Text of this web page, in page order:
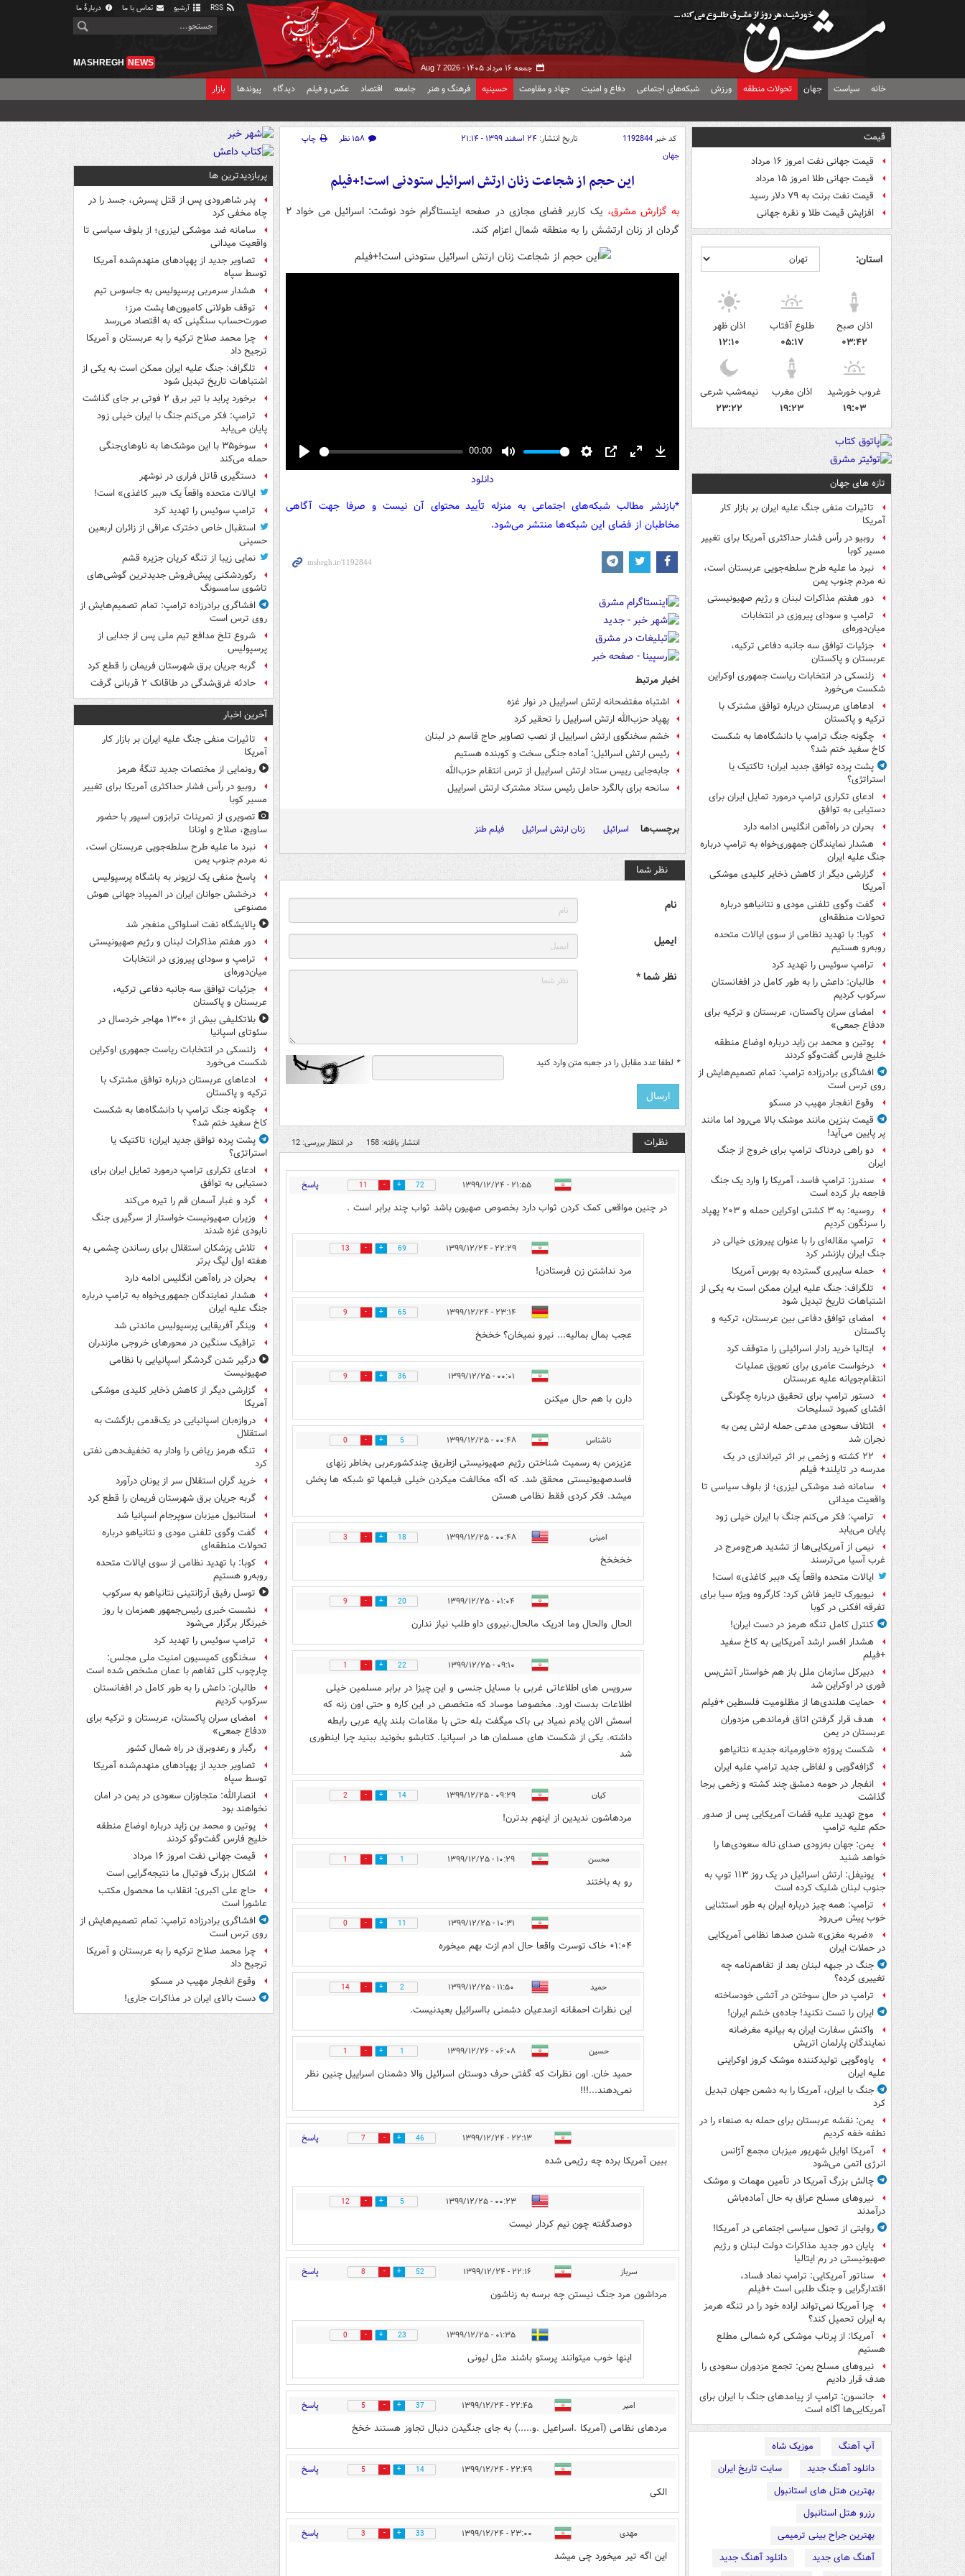
آرشیو تماس با ما دربارهٔ ما
جمعه ۱۶ مرداد ۱۴۰۵ - Aug 7 2026
MASHREGH NEWS
خانه سیاست جهان تحولات منطقه ورزش شبکه‌های اجتماعی دفاع و امنیت جهاد و مقاومت حسینیه فرهنگ و هنر جامعه اقتصاد عکس و فیلم دیدگاه پیوندها بازار
قیمت
قیمت جهانی نفت امروز ۱۶ مرداد
قیمت جهانی طلا امروز ۱۵ مرداد
قیمت نفت برنت به ۷۹ دلار رسید
افزایش قیمت طلا و نقره جهانی
استان:
اذان صبح
۰۳:۴۲
طلوع آفتاب
۰۵:۱۷
اذان ظهر
۱۲:۱۰
غروب خورشید
۱۹:۰۳
اذان مغرب
۱۹:۲۳
نیمه‌شب شرعی
۲۳:۲۲
تازه های جهان
تاثیرات منفی جنگ علیه ایران بر بازار کار
آمریکا
روبیو در رأس فشار حداکثری آمریکا برای تغییر
مسیر کوبا
نبرد ما علیه طرح سلطه‌جویی عربستان است،
نه مردم جنوب یمن
دور هفتم مذاکرات لبنان و رژیم صهیونیستی
ترامپ و سودای پیروزی در انتخابات
میان‌دوره‌ای
جزئیات توافق سه جانبه دفاعی ترکیه،
عربستان و پاکستان
زلنسکی در انتخابات ریاست جمهوری اوکراین
شکست می‌خورد
ادعاهای عربستان درباره توافق مشترک با
ترکیه و پاکستان
چگونه جنگ ترامپ با دانشگاه‌ها به شکست
کاخ سفید ختم شد؟
پشت پرده توافق جدید ایران؛ تاکتیک یا
استراتژی؟
ادعای تکراری ترامپ درمورد تمایل ایران برای
دستیابی به توافق
بحران در راه‌آهن انگلیس ادامه دارد
هشدار نمایندگان جمهوری‌خواه به ترامپ درباره
جنگ علیه ایران
گزارشی دیگر از کاهش ذخایر کلیدی موشکی
آمریکا
گفت وگوی تلفنی مودی و نتانیاهو درباره
تحولات منطقه‌ای
کوبا: با تهدید نظامی از سوی ایالات متحده
روبه‌رو هستیم
ترامپ سوئیس را تهدید کرد
طالبان: داعش را به طور کامل در افغانستان
سرکوب کردیم
امضای سران پاکستان، عربستان و ترکیه برای
«دفاع جمعی»
پوتین و محمد بن زاید درباره اوضاع منطقه
خلیج فارس گفت‌وگو کردند
افشاگری برادرزاده ترامپ: تمام تصمیم‌هایش از
روی ترس است
وقوع انفجار مهیب در مسکو
قیمت بنزین مانند موشک بالا می‌رود اما مانند
پر پایین می‌آید!
دو راهی دردناک ترامپ برای خروج از جنگ
ایران
سندرز: ترامپ فاسد، آمریکا را وارد یک جنگ
فاجعه بار کرده است
روسیه: به ۳ کشتی اوکراین حمله و ۲۰۳ پهپاد
را سرنگون کردیم
ترامپ مقاله‌ای را با عنوان پیروزی خیالی در
جنگ ایران بازنشر کرد
حمله سایبری گسترده به بورس آمریکا
تلگراف: جنگ علیه ایران ممکن است به یکی از
اشتباهات تاریخ تبدیل شود
امضای توافق دفاعی بین عربستان، ترکیه و
پاکستان
ایتالیا خرید رادار اسرائیلی را متوقف کرد
درخواست عامری برای تعویق عملیات
انتقام‌جویانه علیه عربستان
دستور ترامپ برای تحقیق درباره چگونگی
افشای کمبود تسلیحات
ائتلاف سعودی مدعی حمله ارتش یمن به
نجران شد
۲۲ کشته و زخمی بر اثر تیراندازی در یک
مدرسه در تایلند+ فیلم
سامانه ضد موشکی لیزری؛ از بلوف سیاسی تا
واقعیت میدانی
ترامپ: فکر می‌کنم جنگ با ایران خیلی زود
پایان می‌یابد
نیمی از آمریکایی‌ها از تشدید هرج‌ومرج در
غرب آسیا می‌ترسند
ایالات متحده واقعاً یک «ببر کاغذی» است!
نیویورک تایمز فاش کرد: کارگروه ویژه سیا برای
تفرقه افکنی در کوبا
کنترل کامل تنگه هرمز در دست ایران!
هشدار افسر ارشد آمریکایی به کاخ سفید
+فیلم
دبیرکل سازمان ملل باز هم خواستار آتش‌بس
فوری در اوکراین شد
حمایت هلندی‌ها از مظلومیت فلسطین +فیلم
هدف قرار گرفتن اتاق‌ فرماندهی مزدوران
عربستان در یمن
شکست پروژه «خاورمیانه جدید» نتانیاهو
گزافه‌گویی و لفاظی جدید ترامپ علیه ایران
انفجار در حومه دمشق چند کشته و زخمی برجا
گذاشت
موج تهدید علیه قضات آمریکایی پس از صدور
حکم علیه ترامپ
یمن: جهان به‌زودی صدای ناله سعودی‌ها را
خواهد شنید
یونیفل: ارتش اسرائیل در یک روز ۱۱۳ توپ به
جنوب لبنان شلیک کرده است
ترامپ: همه چیز درباره ایران به طور استثنایی
خوب پیش می‌رود
«ضربه مغزی» شدن صدها نظامی آمریکایی
در حملات ایران
جنگ در جبهه لبنان بعد از تفاهم‌نامه چه
تغییری کرده؟
ترامپ در حال سوختن در آتشی خودساخته
ایران را تست نکنید! جاده‌ی خشم ایران!
واکنش سفارت ایران به بیانیه مغرضانه
نمایندگان پارلمان اتریش
یاوه‌گویی تولیدکننده موشک کروز اوکراینی
علیه ایران
جنگ با ایران، آمریکا را به دشمن جهان تبدیل
کرد
یمن: نقشه عربستان برای حمله به صنعاء را در
نطفه خفه کردیم
آمریکا اوایل شهریور میزبان مجمع آژانس
انرژی اتمی می‌شود
چالش بزرگ آمریکا در تأمین مهمات و موشک
نیروهای مسلح عراق به حال آماده‌باش
درآمدند
روایتی از تحول سیاسی اجتماعی در آمریکا!
پایان دور جدید مذاکرات دولت لبنان و رژیم
صهیونیستی در رم ایتالیا
سناتور آمریکایی: ترامپ نماد فساد،
اقتدارگرایی و جنگ طلبی است +فیلم
چرا آمریکا نمی‌تواند اراده خود را در تنگه هرمز
به ایران تحمیل کند؟
آمریکا: از پرتاب موشکی کره شمالی مطلع
هستیم
نیروهای مسلح یمن: تجمع مزدوران سعودی را
هدف قرار دادیم
جانسون: ترامپ از پیامدهای جنگ با ایران برای
آمریکایی‌ها آگاه است
آپ آهنگ
موزیک شاه
دانلود آهنگ جدید
سایت تاریخ ایران
بهترین هتل های استانبول
رزرو هتل استانبول
بهترین جراح بینی ترمیمی
آهنگ های جدید
دانلود آهنگ جدید
کد خبر1192844 تاریخ انتشار: ۲۴ اسفند ۱۳۹۹ - ۲۱:۱۴ ۱۵۸ نظر
چاپ
جهان
این حجم از شجاعت زنان ارتش اسرائیل ستودنی است!+فیلم
به گزارش مشرق،
یک کاربر فضای مجازی در صفحه اینستاگرام خود نوشت: اسرائیل می خواد ۲
گردان از زنان ارتشش را به منطقه شمال اعزام کند.
00:00
Download
دانلود
*بازنشر مطالب شبکه‌های اجتماعی به منزله تأیید محتوای آن نیست و صرفا جهت آگاهی
مخاطبان از فضای این شبکه‌ها منتشر می‌شود.
اخبار مرتبط
اشتباه مفتضحانه ارتش اسراییل در نوار غزه
پهپاد حزب‌الله ارتش اسراییل را تحقیر کرد
خشم سخنگوی ارتش اسراییل از نصب تصاویر حاج قاسم در لبنان
رئیس ارتش اسرائیل: آماده جنگی سخت و کوبنده هستیم
جابه‌جایی رییس ستاد ارتش اسراییل از ترس انتقام حزب‌الله
سانحه برای بالگرد حامل رئیس ستاد مشترک ارتش اسراییل
برچسب‌ها اسرائیل زنان ارتش اسرائیل فیلم طنز
نظر شما
نام
ایمیل
نظر شما *
* لطفا عدد مقابل را در جعبه متن وارد کنید
نظرات انتشار یافته: 158 در انتظار بررسی: 12
۲۱:۵۵ - ۱۳۹۹/۱۲/۲۴ 72
11 پاسخ
در چنین مواقعی کمک کردن ثواب دارد بخصوص صهیون باشد ثواب چند برابر است .
۲۲:۲۹ - ۱۳۹۹/۱۲/۲۴ 69
13
مرد نداشتن زن فرستادن!
۲۳:۱۴ - ۱۳۹۹/۱۲/۲۴ 65
9
عجب بمال بمالیه... نیرو نمیخان؟ خخخخ
۰۰:۰۱ - ۱۳۹۹/۱۲/۲۵ 36
9
دارن با هم حال میکنن
ناشناس ۰۰:۴۸ - ۱۳۹۹/۱۲/۲۵ 5
0
عزیزمن به رسمیت شناختن رژیم صهیونیستی ازطریق چندکشورعربی بخاطر زنهای
فاسدصهیونیستی محقق شد. که اگه مخالفت میکردن خیلی فیلمها تو شبکه ها پخش
میشد. فکر کردی فقط نظامی هستن
امینی ۰۰:۴۸ - ۱۳۹۹/۱۲/۲۵ 18
3
خخخخخ
۰۱:۰۴ - ۱۳۹۹/۱۲/۲۵ 20
9
الحال والحال وما ادریک مالحال.نیروی داو طلب نیاز ندارن
۰۹:۱۰ - ۱۳۹۹/۱۲/۲۵ 22
1
سرویس های اطلاعاتی غربی با مسایل جنسی و این چیزا در برابر مسلمین خیلی
اطلاعات بدست اورد. مخصوصا موساد که متخصص در این کاره و حتی اون زنه که
اسمش الان یادم نمیاد بی باک میگفت بله حتی با مقامات بلند پایه عربی رابطه
داشته. یکی از شکست های مسلمان ها در اسپانیا. کتابشو بخونید ببنید چرا اینطوری
شد
کیان ۰۹:۲۹ - ۱۳۹۹/۱۲/۲۵ 14
2
مردهاشون ندیدین از اینهم بدترن!
محسن ۱۰:۲۹ - ۱۳۹۹/۱۲/۲۵ 1
1
رو به باختند
۱۰:۳۱ - ۱۳۹۹/۱۲/۲۵ 11
0
۰۱:۰۴ خاک توسرت واقعا حال ادم ازت بهم میخوره
حمید ۱۱:۵۰ - ۱۳۹۹/۱۲/۲۵ 2
14
این نظرات احمقانه ازمدعیان دشمنی بااسرائیل بعیدنیست.
حسین ۰۶:۰۸ - ۱۳۹۹/۱۲/۲۶ 1
1
حمید خان. اون نظرات که گفتی حرف دوستان اسرائیل والا دشمنان اسراییل چنین نظر
نمی‌دهند...!!!
۲۲:۱۳ - ۱۳۹۹/۱۲/۲۴ 46
7 پاسخ
ببین آمریکا برده چه رژیمی شده
۰۰:۲۳ - ۱۳۹۹/۱۲/۲۵ 5
12
دوصدگفته چون نیم کردار نیست
سرباز ۲۲:۱۶ - ۱۳۹۹/۱۲/۲۴ 52
8 پاسخ
مرداشون مرد جنگ نیستن چه برسه به زناشون
۰۱:۳۵ - ۱۳۹۹/۱۲/۲۵ 23
0
اینها خوب میتوانند پرستو باشند مثل لیونی
امیر ۲۲:۴۵ - ۱۳۹۹/۱۲/۲۴ 37
5 پاسخ
مردهای نظامی (آمریکا .اسراعیل .و.....) به جای جنگیدن دنبال تجاوز هستند خخخ
۲۲:۴۹ - ۱۳۹۹/۱۲/۲۴ 14
5 پاسخ
الکی
مهدی ۲۳:۰۰ - ۱۳۹۹/۱۲/۲۴ 33
3 پاسخ
این اگه تیر میخورد چی میشد
پربازدیدترین ها
پدر شاهرودی پس از قتل پسرش، جسد را در
چاه مخفی کرد
سامانه ضد موشکی لیزری؛ از بلوف سیاسی تا
واقعیت میدانی
تصاویر جدید از پهپادهای منهدم‌شده آمریکا
توسط سپاه
هشدار سرمربی پرسپولیس به جاسوس تیم
توقف طولانی کامیون‌ها پشت مرز؛
صورت‌حساب سنگینی که به اقتصاد می‌رسد
چرا محمد صلاح ترکیه را به عربستان و آمریکا
ترجیح داد
تلگراف: جنگ علیه ایران ممکن است به یکی از
اشتباهات تاریخ تبدیل شود
برخورد پراید با تیر برق ۲ فوتی بر جای گذاشت
ترامپ: فکر می‌کنم جنگ با ایران خیلی زود
پایان می‌یابد
سوخو۳۵ با این موشک‌ها به ناوهای‌جنگی
حمله می‌کند
دستگیری قاتل فراری در نوشهر
ایالات متحده واقعاً یک «ببر کاغذی» است!
ترامپ سوئیس را تهدید کرد
استقبال خاص دخترک عراقی از زائران اربعین
حسینی
نمایی زیبا از تنگه کریان جزیره قشم
رکوردشکنی پیش‌فروش جدیدترین گوشی‌های
تاشوی سامسونگ
افشاگری برادرزاده ترامپ: تمام تصمیم‌هایش از
روی ترس است
شروع تلخ مدافع تیم ملی پس از جدایی از
پرسپولیس
گربه جریان برق شهرستان فریمان را قطع کرد
حادثه غرق‌شدگی در طاقانک ۲ قربانی گرفت
آخرین اخبار
تاثیرات منفی جنگ علیه ایران بر بازار کار
آمریکا
رونمایی از مختصات جدید تنگۀ هرمز
روبیو در رأس فشار حداکثری آمریکا برای تغییر
مسیر کوبا
تصویری از تمرینات ترابزون اسپور با حضور
ساویچ، صلاح و اونانا
نبرد ما علیه طرح سلطه‌جویی عربستان است،
نه مردم جنوب یمن
پاسخ منفی یک لزیونر به باشگاه پرسپولیس
درخشش جوانان ایران در المپیاد جهانی هوش
مصنوعی
پالایشگاه نفت اسلواکی منفجر شد
دور هفتم مذاکرات لبنان و رژیم صهیونیستی
ترامپ و سودای پیروزی در انتخابات
میان‌دوره‌ای
جزئیات توافق سه جانبه دفاعی ترکیه،
عربستان و پاکستان
بلاتکلیفی بیش از ۱۳۰۰ مهاجر خردسال در
سئوتای اسپانیا
زلنسکی در انتخابات ریاست جمهوری اوکراین
شکست می‌خورد
ادعاهای عربستان درباره توافق مشترک با
ترکیه و پاکستان
چگونه جنگ ترامپ با دانشگاه‌ها به شکست
کاخ سفید ختم شد؟
پشت پرده توافق جدید ایران؛ تاکتیک یا
استراتژی؟
ادعای تکراری ترامپ درمورد تمایل ایران برای
دستیابی به توافق
گرد و غبار آسمان قم را تیره می‌کند
وزیران صهیونیست خواستار از سرگیری جنگ
نابودی غزه شدند
تلاش پزشکان استقلال برای رساندن چشمی به
هفته اول لیگ برتر
بحران در راه‌آهن انگلیس ادامه دارد
هشدار نمایندگان جمهوری‌خواه به ترامپ درباره
جنگ علیه ایران
وینگر آفریقایی پرسپولیس ماندنی شد
ترافیک سنگین در محورهای خروجی مازندران
درگیر شدن گردشگر اسپانیایی با نظامی
صهیونیست
گزارشی دیگر از کاهش ذخایر کلیدی موشکی
آمریکا
دروازه‌بان اسپانیایی در یک‌قدمی بازگشت به
استقلال
تنگه هرمز ریاض را وادار به تخفیف‌دهی نفتی
کرد
خرید گران استقلال سر از یونان درآورد
گربه جریان برق شهرستان فریمان را قطع کرد
استانبول میزبان سوپرجام اسپانیا شد
گفت وگوی تلفنی مودی و نتانیاهو درباره
تحولات منطقه‌ای
کوبا: با تهدید نظامی از سوی ایالات متحده
روبه‌رو هستیم
توسل رفیق آرژانتینی نتانیاهو به سرکوب
نشست خبری رئیس‌جمهور همزمان با روز
خبرنگار برگزار می‌شود
ترامپ سوئیس را تهدید کرد
سخنگوی کمیسیون امنیت ملی مجلس:
چارچوب کلی تفاهم با عمان مشخص شده است
طالبان: داعش را به طور کامل در افغانستان
سرکوب کردیم
امضای سران پاکستان، عربستان و ترکیه برای
«دفاع جمعی»
رگبار و رعدوبرق در راه شمال کشور
تصاویر جدید از پهپادهای منهدم‌شده آمریکا
توسط سپاه
انصارالله: متجاوزان سعودی در یمن در امان
نخواهند بود
پوتین و محمد بن زاید درباره اوضاع منطقه
خلیج فارس گفت‌وگو کردند
قیمت جهانی نفت امروز ۱۶ مرداد
اشکال بزرگ فوتبال ما نتیجه‌گرایی است
حاج علی اکبری: انقلاب ما محصول مکتب
عاشورا است
افشاگری برادرزاده ترامپ: تمام تصمیم‌هایش از
روی ترس است
چرا محمد صلاح ترکیه را به عربستان و آمریکا
ترجیح داد
وقوع انفجار مهیب در مسکو
دست بالای ایران در مذاکرات جاری!